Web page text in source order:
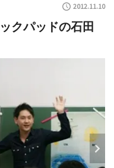
2012.11.10
クパッドの石田